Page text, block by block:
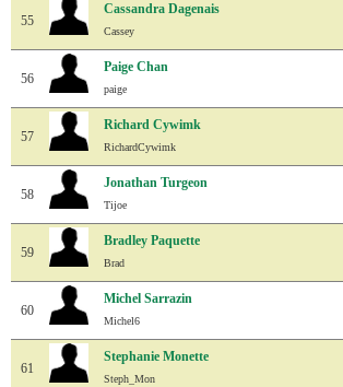
55
Cassandra Dagenais
Cassey
56
Paige Chan
paige
57
Richard Cywimk
RichardCywimk
58
Jonathan Turgeon
Tijoe
59
Bradley Paquette
Brad
60
Michel Sarrazin
Michel6
61
Stephanie Monette
Steph_Mon